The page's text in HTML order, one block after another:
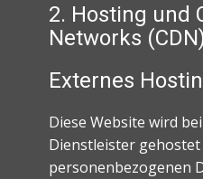
2. Hosting und
Networks
Externes
Diese Website wird
Dienstleister gehostet
personenbezogenen